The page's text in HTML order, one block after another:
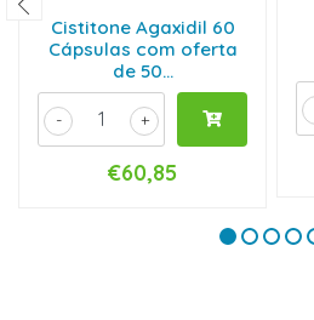
Cistitone Agaxidil 60
Cápsulas com oferta
de 50...
+
-
€60,85